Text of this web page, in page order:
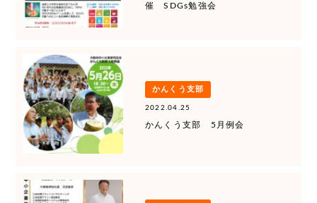
催 SDGs勉強会
かんくう支部
2022.04.25
かんくう支部 5月例会